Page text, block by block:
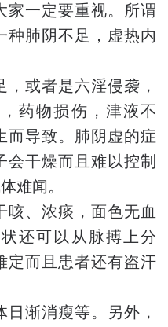
家一定要重视。所谓
种肺阴不足，虚热内
或者是六淫侵袭，
药物损伤，津液不
而导致。肺阴虚的症
会干燥而且难以控制
难闻。
咳、浓痰，面色无血
还可以从脉搏上分
定而且患者还有盗汗
渐消瘦等。另外，